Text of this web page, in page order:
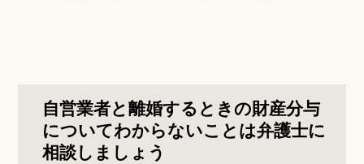
自営業者と離婚するときの財産分与
についてわからないことは弁護士に
相談しましょう